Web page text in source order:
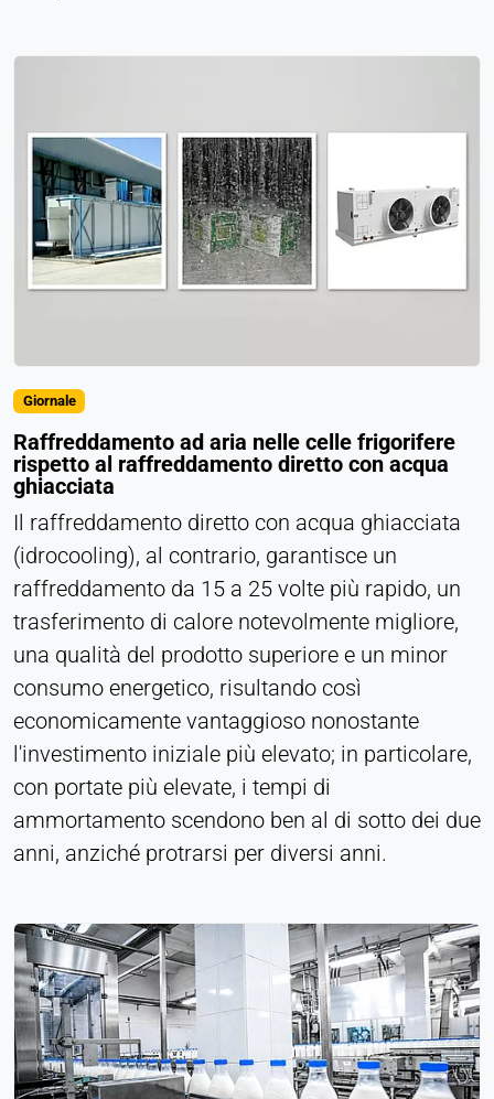
Giornale
Raffreddamento ad aria nelle celle frigorifere
rispetto al raffreddamento diretto con acqua
ghiacciata
Il raffreddamento diretto con acqua ghiacciata
(idrocooling), al contrario, garantisce un
raffreddamento da 15 a 25 volte più rapido, un
trasferimento di calore notevolmente migliore,
una qualità del prodotto superiore e un minor
consumo energetico, risultando così
economicamente vantaggioso nonostante
l'investimento iniziale più elevato; in particolare,
con portate più elevate, i tempi di
ammortamento scendono ben al di sotto dei due
anni, anziché protrarsi per diversi anni.
come ad esempio i video. In caso di attivazione, i
dati tecnici possono essere trasferiti al fornitore.
Vimeo
Name:
vuid, player
Purpose:
Contenuti video incorporati
Cookie duration:
Sessione - 2 anni